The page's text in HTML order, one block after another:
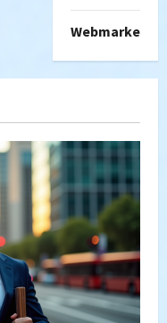
Webmarketing